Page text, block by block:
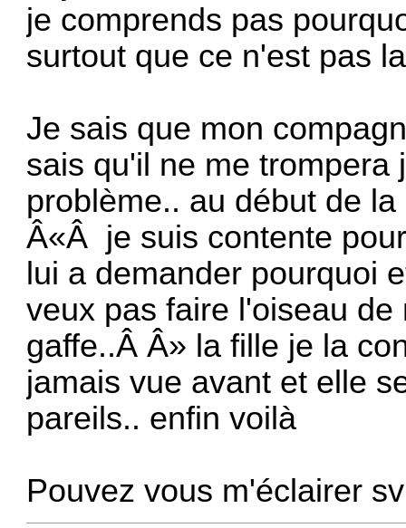
je comprends pas
surtout que ce n'est pas
Je sais que mon
sais qu'il ne me trompera
problème.. au début de
Â«Â je suis contente
lui a demander pourquoi
veux pas faire l'oiseau
gaffe..Â Â» la fille je la
jamais vue avant et elle
pareils.. enfin voilà
Pouvez vous m'éclairer